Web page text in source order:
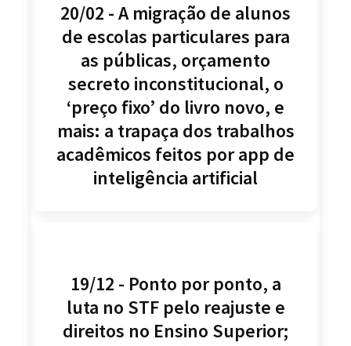
20/02 - A migração de alunos
de escolas particulares para
as públicas, orçamento
secreto inconstitucional, o
‘preço fixo’ do livro novo, e
mais: a trapaça dos trabalhos
acadêmicos feitos por app de
inteligência artificial
19/12 - Ponto por ponto, a
luta no STF pelo reajuste e
direitos no Ensino Superior;